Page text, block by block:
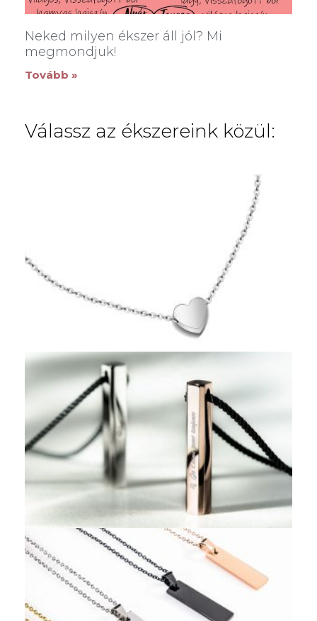
Neked milyen ékszer áll jól? Mi
megmondjuk!
Tovább »
Válassz az ékszereink közül: